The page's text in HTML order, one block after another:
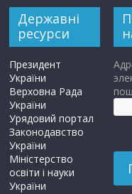
Державні
ресурси
Президент
України
Верховна Рада
України
Урядовий портал
Законодавство
України
Міністерство
освіти і науки
України